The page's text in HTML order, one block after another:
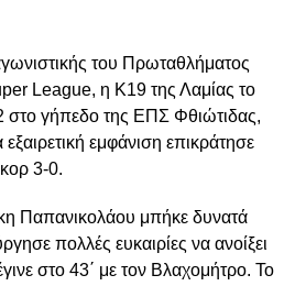
του Πρωταθλήματος
League, η Κ19 της Λαμίας το
στο γήπεδο της ΕΠΣ Φθιώτιδας,
εμφάνιση επικράτησε
3-0.
Παπανικολάου μπήκε δυνατά
πολλές ευκαιρίες να ανοίξει
στο 43΄ με τον Βλαχομήτρο. Το